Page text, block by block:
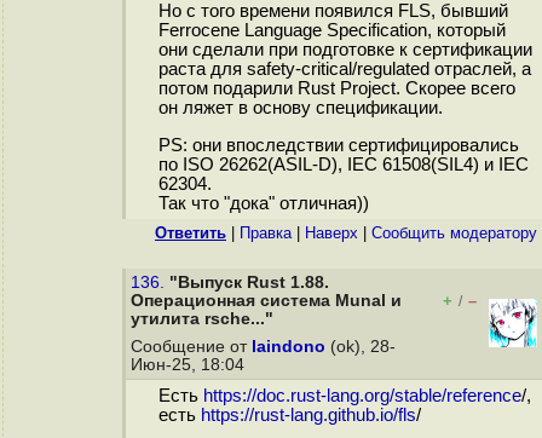
Но с того времени появился FLS, бывший
Ferrocene Language Specification, который
они сделали при подготовке к сертификации
раста для safety-critical/regulated отраслей, а
потом подарили Rust Project. Скорее всего
он ляжет в основу спецификации.
PS: они впоследствии сертифицировались
по ISO 26262(ASIL-D), IEC 61508(SIL4) и IEC
62304.
Так что "дока" отличная))
Ответить Правка| Наверх Cообщить модератору
136. "Выпуск Rust 1.88.
Операционная система Munal и
утилита rsche..."
+ / –
Сообщение от laindono (ok), 28-
Июн-25, 18:04
Есть https://doc.rust-lang.org/stable/reference/,
есть https://rust-lang.github.io/fls/